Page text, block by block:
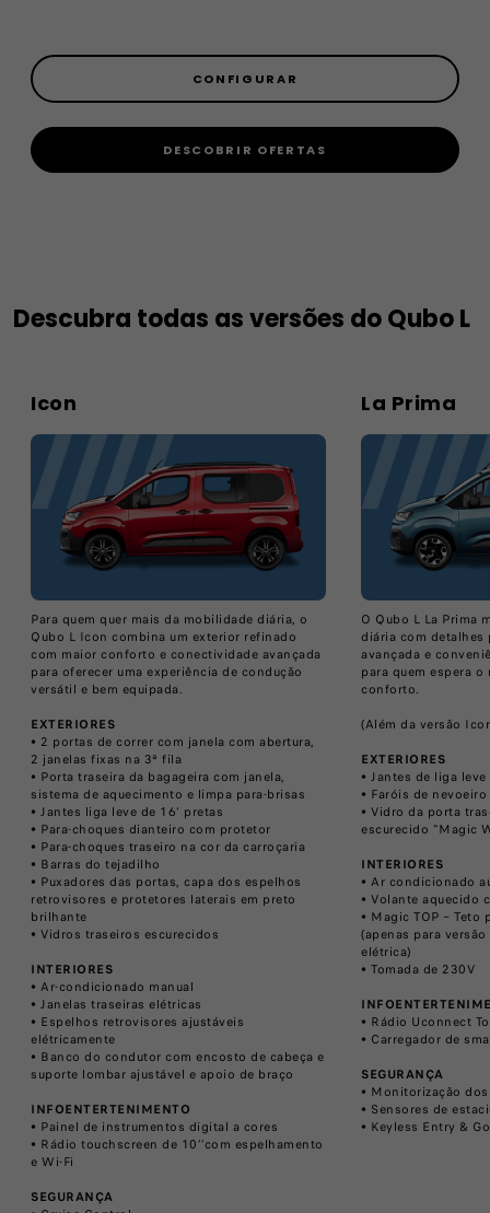
CONFIGURAR
DESCOBRIR OFERTAS
Descubra todas as versões do Qubo L
Icon
Para quem quer mais da mobilidade diária, o
Qubo L Icon combina um exterior refinado
com maior conforto e conectividade avançada
para oferecer uma experiência de condução
versátil e bem equipada.​
EXTERIORES
• 2 portas de correr com janela com abertura,
2 janelas fixas na 3ª fila
• Porta traseira da bagageira com janela,
sistema de aquecimento e limpa para-brisas
• Jantes liga leve de 16‘ pretas
• Para-choques dianteiro com protetor​
• Para-choques traseiro na cor da carroçaria
​• Barras do tejadilho​
• Puxadores das portas, capa dos espelhos
retrovisores e protetores laterais em preto
brilhante
• Vidros traseiros escurecidos
INTERIORES
• Ar-condicionado manual
​• Janelas traseiras elétricas
​• Espelhos retrovisores ajustáveis
elétricamente
• Banco do condutor com encosto de cabeça e
suporte lombar ajustável e apoio de braço ​
INFOENTERTENIMENTO
• Painel de instrumentos digital a cores
• Rádio touchscreen de 10’’com espelhamento
e Wi-Fi​
SEGURANÇA
La Prima
O Qubo L La Prima
diária com detalhes
avançada e
para quem espera
conforto.​
(Além da versão
EXTERIORES
• Jantes de liga leve
• Faróis de
• Vidro da porta
escurecido "Magic
INTERIORES
• Ar condicionado
• Volante aquecido
• Magic TOP –
(apenas para
elétrica)​
• Tomada de 230V​
• Rádio Uconnect
• Carregador de
SEGURANÇA
• Monitorização
​• Sensores de
• Keyless Entry & Go